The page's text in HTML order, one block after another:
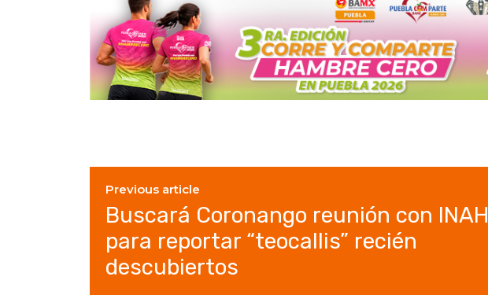
Previous article
Buscará Coronango reunión con INAH
para reportar “teocallis” recién
descubiertos